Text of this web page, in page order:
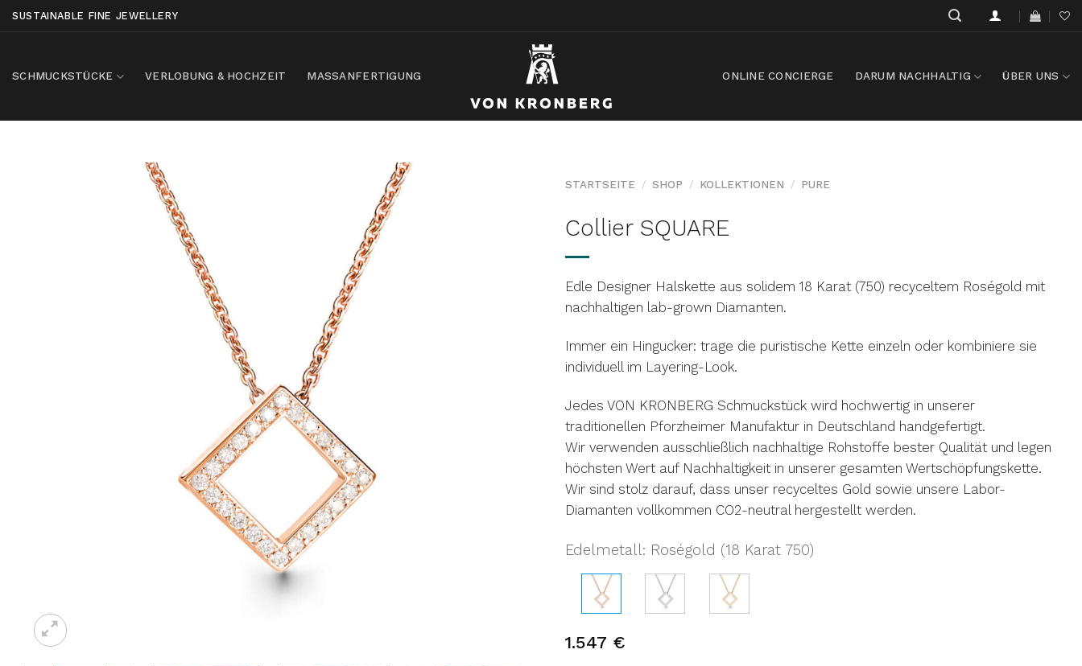
Skip
SUSTAINABLE FINE JEWELLERY
SCHMUCKSTÜCKE VERLOBUNG & HOCHZEIT MASSANFERTIGUNG ONLINE CONCIERGE DARUM NACHHALTIG ÜBER UNS
STARTSEITE / SHOP / KOLLEKTIONEN / PURE
Collier SQUARE
Edle Designer Halskette aus solidem 18 Karat (750) recyceltem Roségold mit
nachhaltigen lab-grown Diamanten.
Immer ein Hingucker: trage die puristische Kette einzeln oder kombiniere sie
individuell im Layering-Look.
Jedes VON KRONBERG Schmuckstück wird hochwertig in unserer
traditionellen Pforzheimer Manufaktur in Deutschland handgefertigt.
Wir verwenden ausschließlich nachhaltige Rohstoffe bester Qualität und legen
höchsten Wert auf Nachhaltigkeit in unserer gesamten Wertschöpfungskette.
Wir sind stolz darauf, dass unser recyceltes Gold sowie unsere Labor-
Diamanten vollkommen CO2-neutral hergestellt werden.
Edelmetall: Roségold (18 Karat 750)
1.547 €